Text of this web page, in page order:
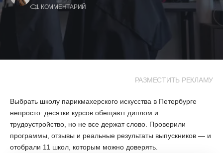
1 КОММЕНТАРИЙ
РАЗМЕСТИТЬ РЕКЛАМУ
Выбрать школу парикмахерского искусства в Петербурге
непросто: десятки курсов обещают диплом и
трудоустройство, но не все держат слово. Проверили
программы, отзывы и реальные результаты выпускников — и
отобрали 11 школ, которым можно доверять.